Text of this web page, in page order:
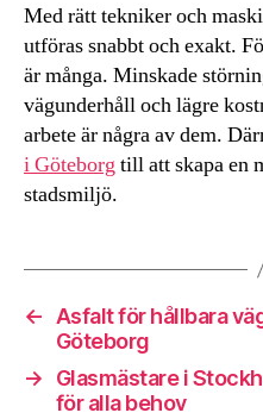
Med rätt tekniker och
utföras snabbt och exakt.
är många. Minskade
vägunderhåll och lägre
arbete är några av dem.
i Göteborgtill att skapa en
stadsmiljö.
←
Asfalt för hållbara
Göteborg
→
Glasmästare i
för alla behov